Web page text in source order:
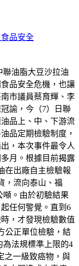
品安全
聯油脂大豆沙拉油
品安全危機，也讓
市議員蔡育輝、李
諭，今（7）日聯
品上、中、下游流
品定期檢驗制度，
，本次事件最令人
月。根據目前揭露
在出廠自主檢驗報
，流向泰山、福
噸。由於初驗結果
任何警覺。直到6
，才發現檢驗數值
公正單位檢驗，結
為法規標準上限的4
之一級致癌物，與